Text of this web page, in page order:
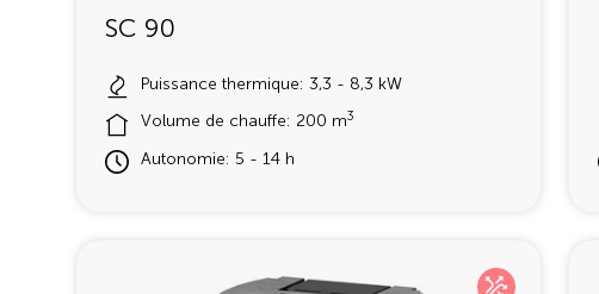
SC 90
Puissance thermique: 3,3 - 8,3 kW
Volume de chauffe: 200 m3
Autonomie: 5 - 14 h